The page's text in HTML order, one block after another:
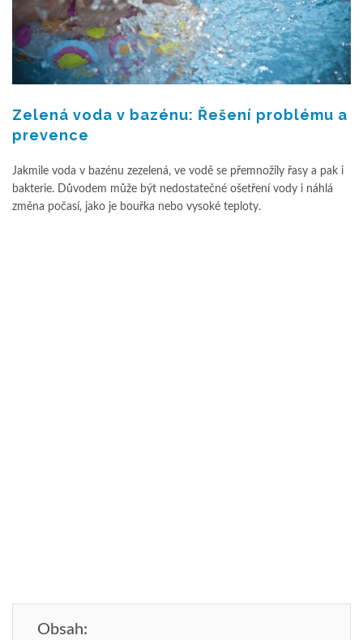
Zelená voda v bazénu: Řešení problému a
prevence
Jakmile voda v bazénu zezelená, ve vodě se přemnožily řasy a pak i
bakterie. Důvodem může být nedostatečné ošetření vody i náhlá
změna počasí, jako je bouřka nebo vysoké teploty.
Obsah: